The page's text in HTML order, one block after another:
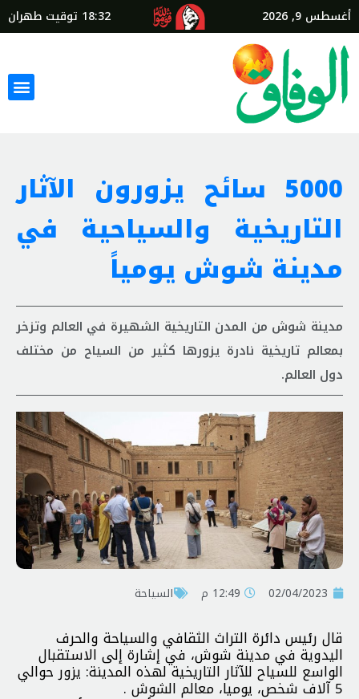
أغسطس 9, 2026 18:32 توقيت طهران
5000 سائح یزورون الآثار
التاریخیة والسیاحیة في
مدينة شوش يومياً
مدينة شوش من المدن التاریخیة الشهیرة في العالم وتزخر
بمعالم تاریخیة نادرة یزورها کثیر من السیاح من مختلف
دول العالم.
02/04/2023 12:49 م السياحة
قال رئيس دائرة التراث الثقافي والسياحة والحرف
اليدوية في مدينة شوش، في إشارة إلى الاستقبال
الواسع للسياح للآثار التاريخية لهذه المدينة: يزور حوالي
5 آلاف شخص، یومیا، معالم الشوش .